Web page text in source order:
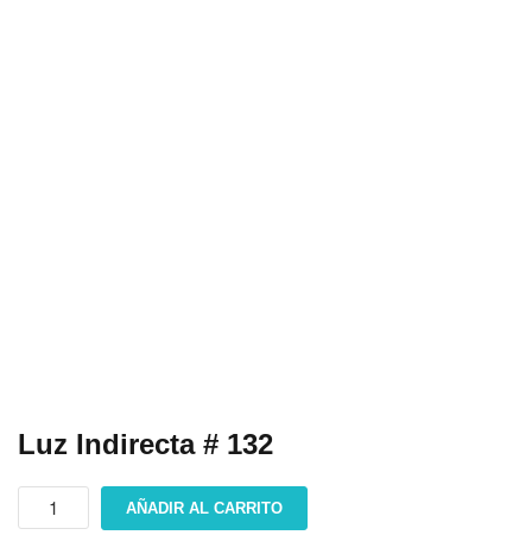
Luz Indirecta # 132
indirecta
AÑADIR AL CARRITO